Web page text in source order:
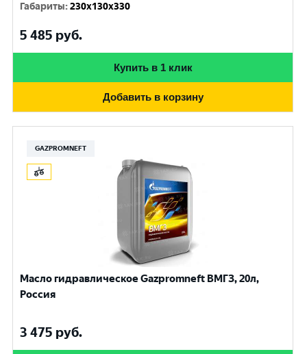
Габариты:230x130x330
5 485 руб.
Купить в 1 клик
Добавить в корзину
GAZPROMNEFT
Масло гидравлическое Gazpromneft ВМГЗ, 20л,
Россия
3 475 руб.